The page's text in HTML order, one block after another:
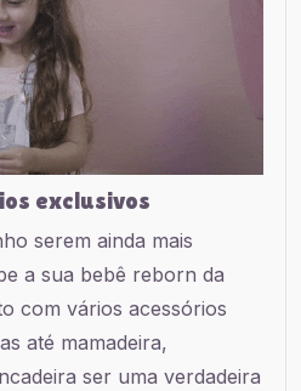
exclusivos
serem ainda mais
a sua bebê reborn da
com vários acessórios
até mamadeira,
ser uma verdadeira